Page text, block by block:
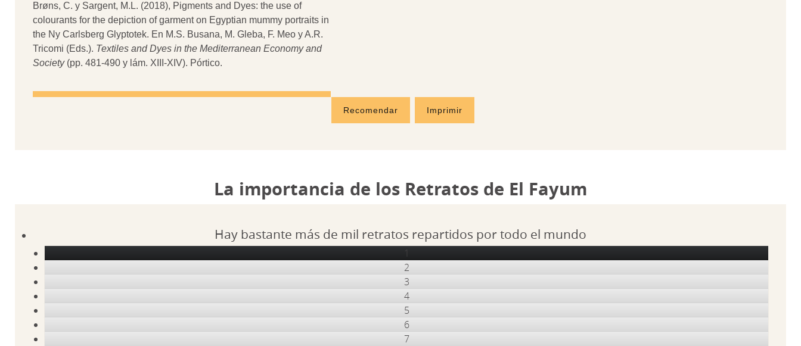
Brøns, C. y Sargent, M.L. (2018), Pigments and Dyes: the use of
colourants for the depiction of garment on Egyptian mummy portraits in
the Ny Carlsberg Glyptotek. En M.S. Busana, M. Gleba, F. Meo y A.R.
Tricomi (Eds.). Textiles and Dyes in the Mediterranean Economy and
Society(pp. 481-490 y lám. XIII-XIV). Pórtico.
Recomendar Imprimir
La importancia de los Retratos de El Fayum
Hay bastante más de mil retratos repartidos por todo el mundo
1
2
3
4
5
6
7